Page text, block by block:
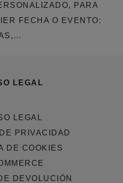
PARA
FECHA O EVENTO:
LEGAL
LEGAL
PRIVACIDAD
DE COOKIES
DEVOLUCIÓN